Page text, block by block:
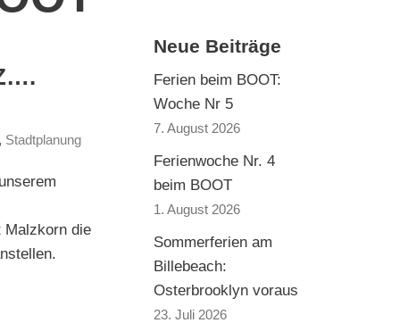
Stadtplanung
Malzkorn die
Neue Beiträge
Ferien beim BOOT:
Woche Nr 5
7. August 2026
Ferienwoche Nr. 4
beim BOOT
1. August 2026
Sommerferien am
Billebeach:
Osterbrooklyn voraus
23. Juli 2026